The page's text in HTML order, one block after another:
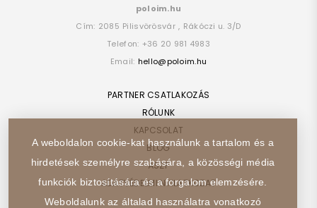
poloim.hu
Cím: 2085 Pilisvörösvár , Rákóczi u. 3/D
Telefon: +36 20 981 4983
Email: hello@poloim.hu
PARTNER CSATLAKOZÁS
RÓLUNK
KAPCSOLAT
BLOG
ÁSZF
ADATVÉDELMI NYILATKOZAT
A weboldalon cookie-kat használunk a tartalom és a
hirdetések személyre szabására, a közösségi média
funkciók biztosítására és a forgalom elemzésére.
Weboldalunk az általad használatra vonatkozó